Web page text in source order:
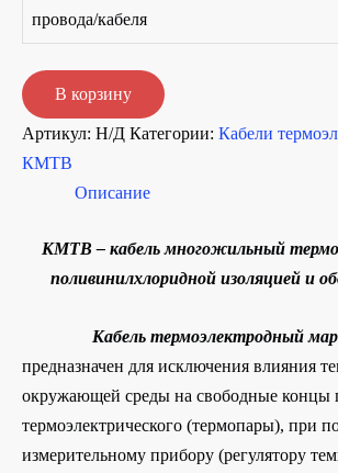
провода/кабеля
Количество
товара
КМТВ
ЖК
В корзину
Артикул: Н/Д Категории: Кабели
КМТВ
Описание
КМТВ – кабель многожильный
поливинилхлоридной изоляцией и
Кабель термоэлектродный
предназначен для исключения влияния
окружающей среды на свободные концы
термоэлектрического (термопары), при
измерительному прибору (регулятору